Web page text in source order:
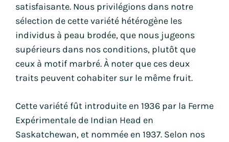
satisfaisante. Nous privilégions dans notre
sélection de cette variété hétérogène les
individus à peau brodée, que nous jugeons
supérieurs dans nos conditions, plutôt que
ceux à motif marbré. À noter que ces deux
traits peuvent cohabiter sur le même fruit.
Cette variété fût introduite en 1936 par la Ferme
Expérimentale de Indian Head en
Saskatchewan, et nommée en 1937. Selon nos